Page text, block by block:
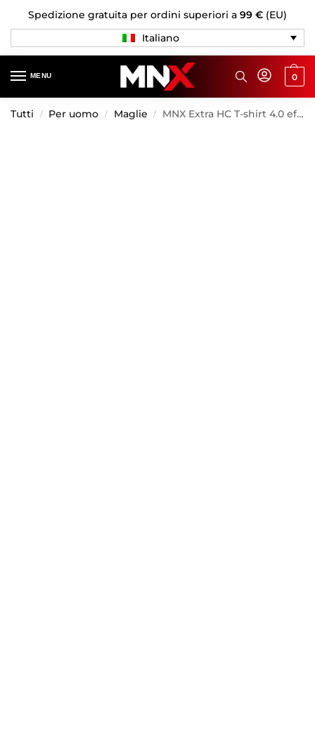
Spedizione gratuita per ordini superiori a 99 € (EU)
Italiano
MENU 0
Tutti / Per uomo / Maglie / MNX Extra HC T-shirt 4.0 effetto slavato, nero